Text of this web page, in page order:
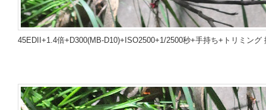
45EDII+1.4倍+D300(MB-D10)+ISO2500+1/2500秒+手持ち+トリミング